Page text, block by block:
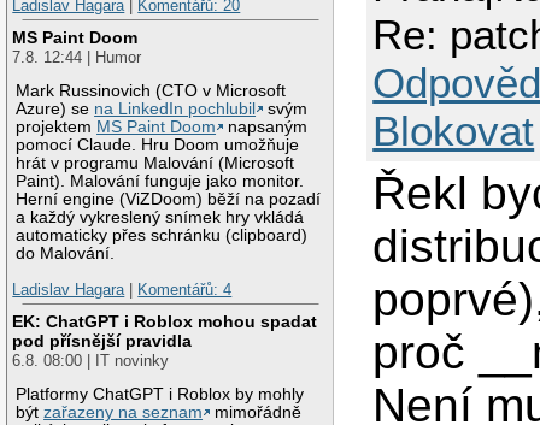
Ladislav Hagara| Komentářů: 20
MS Paint Doom
7.8. 12:44 | Humor
Mark Russinovich (CTO v Microsoft
Azure) se na LinkedIn pochlubil
svým
projektem MS Paint Doom
napsaným
pomocí Claude. Hru Doom umožňuje
hrát v programu Malování (Microsoft
Paint). Malování funguje jako monitor.
Herní engine (ViZDoom) běží na pozadí
a každý vykreslený snímek hry vkládá
automaticky přes schránku (clipboard)
do Malování.
Ladislav Hagara| Komentářů: 4
EK: ChatGPT i Roblox mohou spadat
pod přísnější pravidla
6.8. 08:00 | IT novinky
Platformy ChatGPT i Roblox by mohly
býtzařazeny na seznam
mimořádně
Re:
Blokovat
Řekl
proč
Není